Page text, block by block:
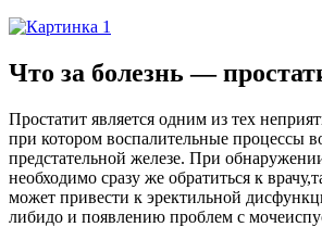
Что за болезнь —
Простатит является одним из тех
при котором воспалительные процессы
предстательной железе. При
необходимо сразу же обратиться к
может привести к эректильной
либидо и появлению проблем с